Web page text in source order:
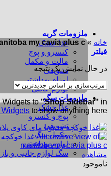
ملزومات گربه
غذا خشک
کنسرو و پوچ
مالت و مکمل
تشویقی
لوزام بهداشتی
لوازم جانبی
ملزومات سگ
غذا خشک
پوچ و کنسرو
تشویقی
مکمل سگ
لوازم بهداشتی
سگ لوازم جانبی و
خانه »
my cavia plus c
فیلتر
در حال نمایش یک نتیجه
Widgets to"Shop Sidebar" in
to show anything here
مشاهده
ناموجود